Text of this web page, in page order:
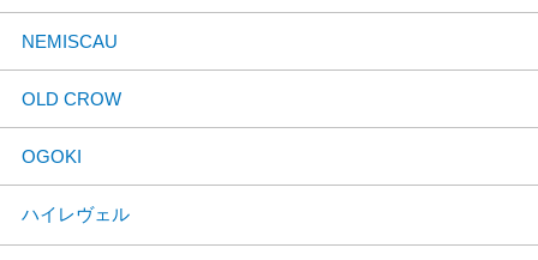
NEMISCAU
OLD CROW
OGOKI
ハイレヴェル